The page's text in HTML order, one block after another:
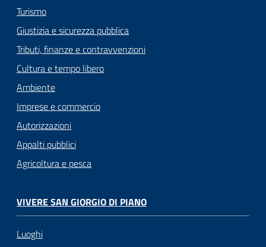
Turismo
Giustizia e sicurezza pubblica
Tributi, finanze e contravvenzioni
Cultura e tempo libero
Ambiente
Imprese e commercio
Autorizzazioni
Appalti pubblici
Agricoltura e pesca
VIVERE SAN GIORGIO DI PIANO
Luoghi